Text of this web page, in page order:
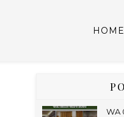
HOME
WA